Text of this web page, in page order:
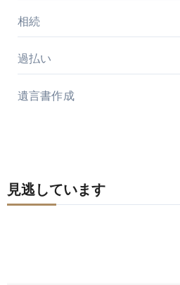
相続
過払い
遺言書作成
見逃しています